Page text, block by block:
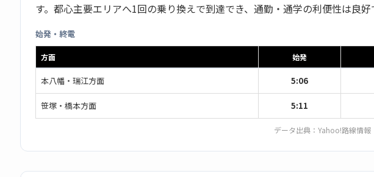
す。都心主要エリアへ1回の乗り換えで到達でき、通勤・通学の利便性は良好
始発・終電
方面 始発
本八幡・瑞江方面 5:06
笹塚・橋本方面 5:11
データ出典： Yahoo!路線情報